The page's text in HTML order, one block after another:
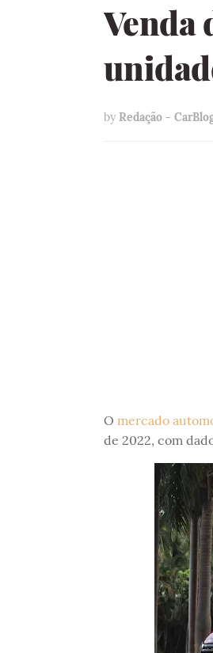
Venda
by Redação -
O mercado
de 2022, com